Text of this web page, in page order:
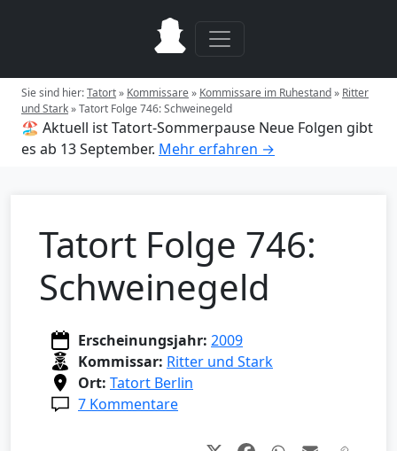
Sie sind hier:Tatort» Kommissare» Kommissare im Ruhestand» Ritter
und Stark»Tatort Folge 746: Schweinegeld
🏖️ Aktuell ist Tatort-Sommerpause Neue Folgen gibt
es ab 13 September. Mehr erfahren →
Tatort Folge 746:
Schweinegeld
Erscheinungsjahr: 2009
Kommissar: Ritter und Stark
Ort: Tatort Berlin
7 Kommentare